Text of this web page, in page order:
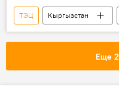
ТЭЦ Кыргызстан
готовность
подача
Еще